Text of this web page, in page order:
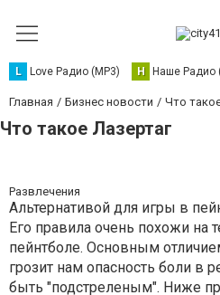
L Love Радио (MP3) Н Наше Радио
Главная Бизнес новости Что
Что такое Лазертаг
Развлечения
Альтернативой для игры в
Его правила очень похожи на
пейнтболе. Основным
грозит нам опасность боли в
быть "подстреленым". Ниже